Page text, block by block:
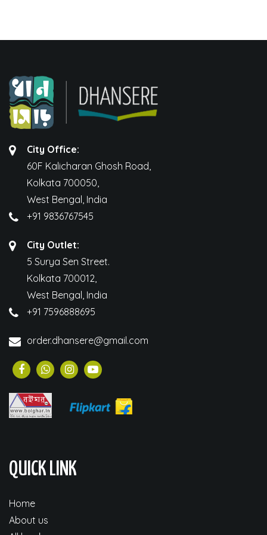
City Office:
60F Kalicharan Ghosh Road,
Kolkata 700050,
West Bengal, India
+91 9836767545
City Outlet:
5 Surya Sen Street.
Kolkata 700012,
West Bengal, India
+91 7596888695
order.dhansere@gmail.com
QUICK LINK
Home
About us